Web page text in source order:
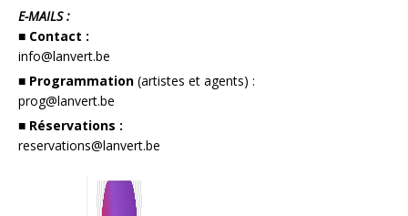
E-MAILS :
■ Contact :
info@lanvert.be
■ Programmation (artistes et agents) :
prog@lanvert.be
■ Réservations :
reservations@lanvert.be